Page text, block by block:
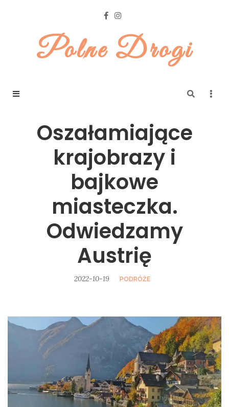
Polne Drogi
Oszałamiające
krajobrazy i
bajkowe
miasteczka.
Odwiedzamy
Austrię
2022-10-19 PODRÓŻE